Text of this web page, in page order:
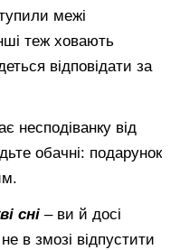
межі
теж ховають
відповідати за
несподіванку від
обачні: подарунок
сні – ви й досі
в змозі відпустити